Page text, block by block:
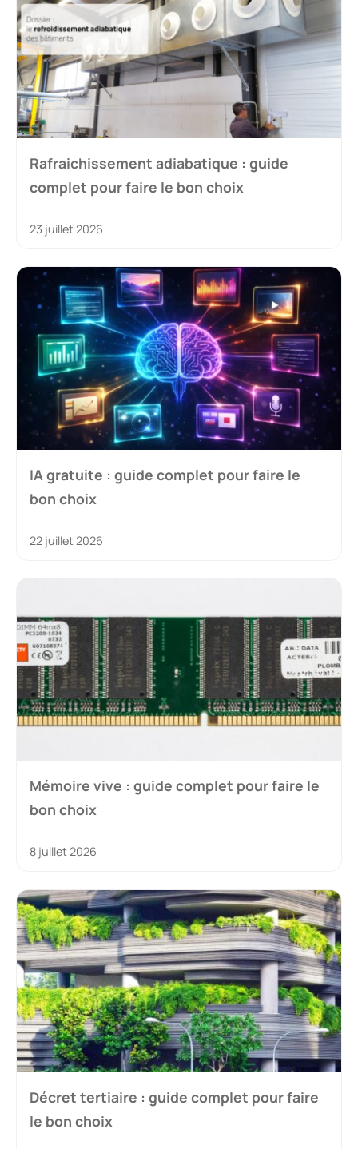
Rafraichissement adiabatique : guide
complet pour faire le bon choix
23 juillet 2026
IA gratuite : guide complet pour faire le
bon choix
22 juillet 2026
Mémoire vive : guide complet pour faire le
bon choix
8 juillet 2026
Décret tertiaire : guide complet pour faire
le bon choix